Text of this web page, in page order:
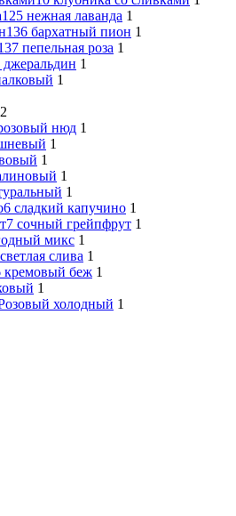
125 нежная лаванда 1
136 бархатный пион 1
пепельная роза 1
джеральдин 1
1
2
нюд 1
1
1
1
1
6 сладкий капучино 1
7 сочный грейпфрут 1
микс 1
слива 1
кремовый беж 1
1
холодный 1